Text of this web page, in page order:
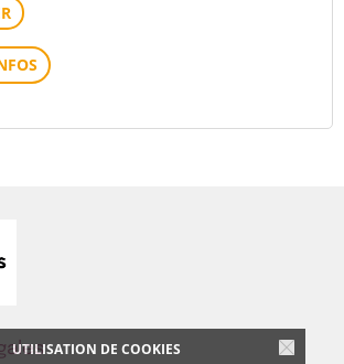
UTILISATION DE COOKIES